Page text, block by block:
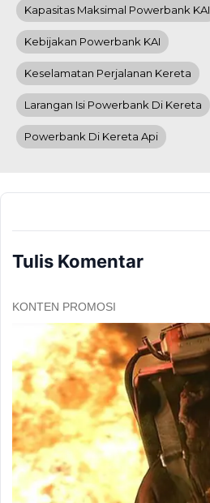
Kapasitas Maksimal Powerbank KAI
Kebijakan Powerbank KAI
Keselamatan Perjalanan Kereta
Larangan Isi Powerbank Di Kereta
Powerbank Di Kereta Api
Tulis Komentar